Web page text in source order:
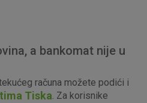
a bankomat nije u
računa možete podići i
Tiska . Za korisnike
internetske stranice i
radnje koje uključuju zahtjev
kolačića. Svoj preglednik